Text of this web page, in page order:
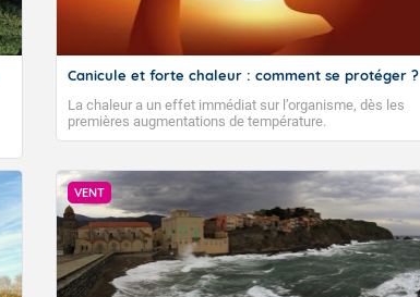
Canicule et forte chaleur : comment se protéger ?
La chaleur a un effet immédiat sur l’organisme, dès les
premières augmentations de température.
VENT